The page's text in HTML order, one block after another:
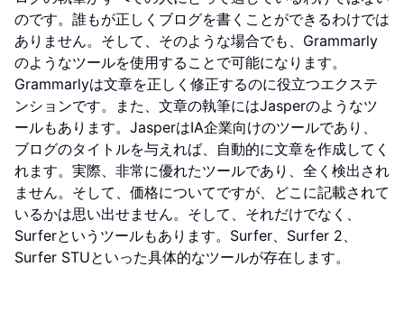
のです。誰もが正しくブログを書くことができるわけでは
ありません。そして、そのような場合でも、Grammarly
のようなツールを使用することで可能になります。
Grammarlyは文章を正しく修正するのに役立つエクステ
ンションです。また、文章の執筆にはJasperのようなツ
ールもあります。JasperはIA企業向けのツールであり、
ブログのタイトルを与えれば、自動的に文章を作成してく
れます。実際、非常に優れたツールであり、全く検出され
ません。そして、価格についてですが、どこに記載されて
いるかは思い出せません。そして、それだけでなく、
Surferというツールもあります。Surfer、Surfer 2、
Surfer STUといった具体的なツールが存在します。